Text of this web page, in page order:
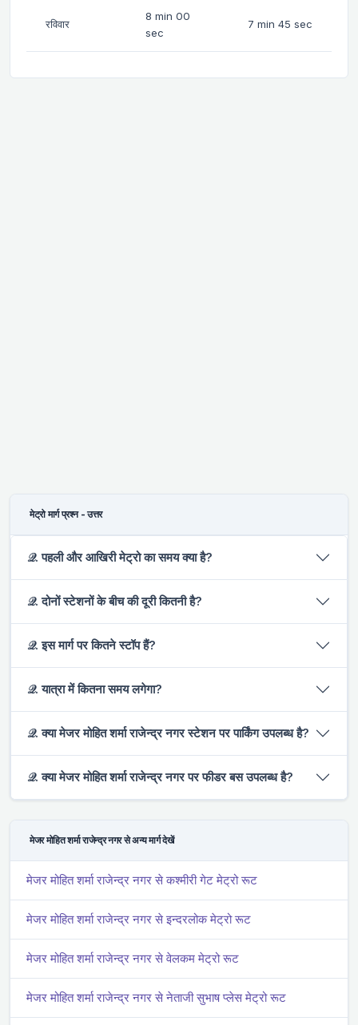
रविवार
8 min 00
sec
7 min 45 sec
मेट्रो मार्ग प्रश्न - उत्तर
𝒬. पहली और आखिरी मेट्रो का समय क्या है?
𝒬. दोनों स्टेशनों के बीच की दूरी कितनी है?
𝒬. इस मार्ग पर कितने स्टॉप हैं?
𝒬. यात्रा में कितना समय लगेगा?
𝒬. क्या मे‌‌जर मोहित शर्मा राजेन्द्र नगर स्टेशन पर पार्किंग उपलब्ध है?
𝒬. क्या मे‌‌जर मोहित शर्मा राजेन्द्र नगर पर फीडर बस उपलब्ध है?
मे‌‌जर मोहित शर्मा राजेन्द्र नगर से अन्य मार्ग देखें
मे‌‌जर मोहित शर्मा राजेन्द्र नगर से कश्मीरी गेट मेट्रो रूट
मे‌‌जर मोहित शर्मा राजेन्द्र नगर से इन्दरलोक मेट्रो रूट
मे‌‌जर मोहित शर्मा राजेन्द्र नगर से वेलकम मेट्रो रूट
मे‌‌जर मोहित शर्मा राजेन्द्र नगर से नेताजी सुभाष प्लेस मेट्रो रूट